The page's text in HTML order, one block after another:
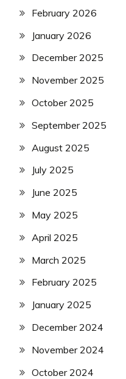
February 2026
January 2026
December 2025
November 2025
October 2025
September 2025
August 2025
July 2025
June 2025
May 2025
April 2025
March 2025
February 2025
January 2025
December 2024
November 2024
October 2024